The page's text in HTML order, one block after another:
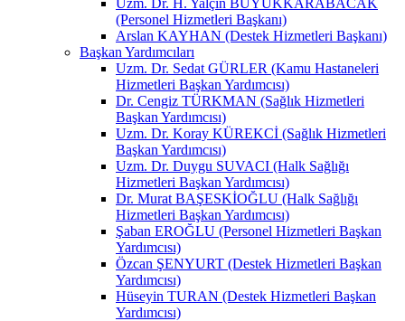
(Personel Hizmetleri Başkanı)
Arslan KAYHAN (Destek Hizmetleri Başkanı)
Başkan Yardımcıları
Uzm. Dr. Sedat GÜRLER (Kamu Hastaneleri
Hizmetleri Başkan Yardımcısı)
Dr. Cengiz TÜRKMAN (Sağlık Hizmetleri
Başkan Yardımcısı)
Uzm. Dr. Koray KÜREKCİ (Sağlık Hizmetleri
Başkan Yardımcısı)
Uzm. Dr. Duygu SUVACI (Halk Sağlığı
Hizmetleri Başkan Yardımcısı)
Dr. Murat BAŞESKİOĞLU (Halk Sağlığı
Hizmetleri Başkan Yardımcısı)
Şaban EROĞLU (Personel Hizmetleri Başkan
Yardımcısı)
Özcan ŞENYURT (Destek Hizmetleri Başkan
Yardımcısı)
Hüseyin TURAN (Destek Hizmetleri Başkan
Yardımcısı)